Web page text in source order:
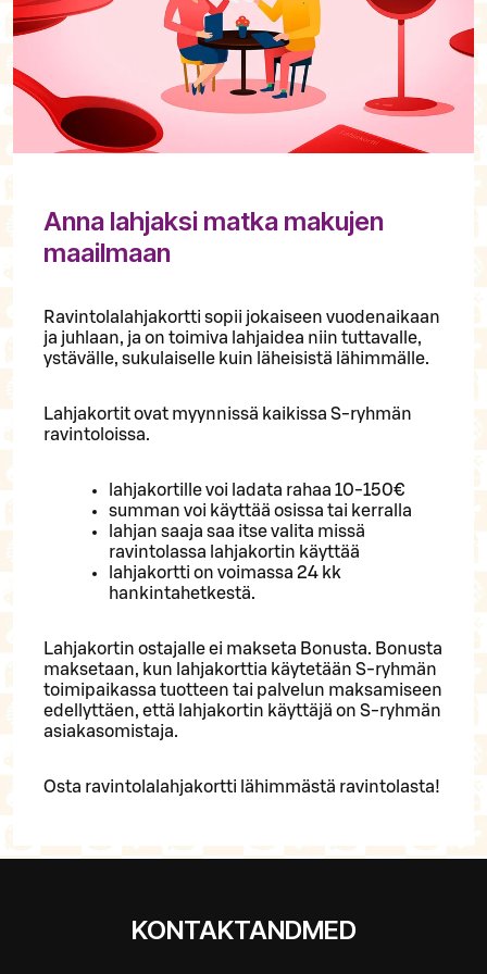
Anna lahjaksi matka makujen
maailmaan
Ravintolalahjakortti sopii jokaiseen vuodenaikaan
ja juhlaan, ja on toimiva lahjaidea niin tuttavalle,
ystävälle, sukulaiselle kuin läheisistä lähimmälle.
Lahjakortit ovat myynnissä kaikissa S-ryhmän
ravintoloissa.
lahjakortille voi ladata rahaa 10-150€
summan voi käyttää osissa tai kerralla
lahjan saaja saa itse valita missä
ravintolassa lahjakortin käyttää
lahjakortti on voimassa 24 kk
hankintahetkestä.
Lahjakortin ostajalle ei makseta Bonusta. Bonusta
maksetaan, kun lahjakorttia käytetään S-ryhmän
toimipaikassa tuotteen tai palvelun maksamiseen
edellyttäen, että lahjakortin käyttäjä on S-ryhmän
asiakasomistaja.
Osta ravintolalahjakortti lähimmästä ravintolasta!
KONTAKTANDMED